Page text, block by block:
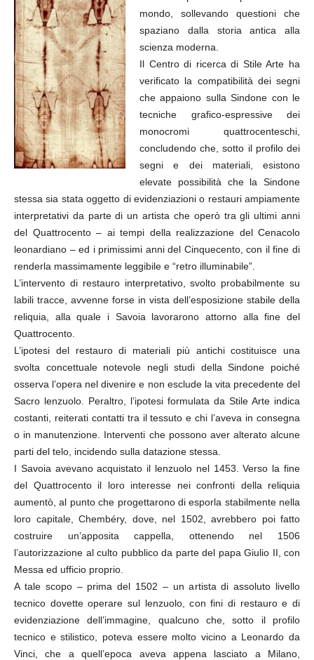
mondo, sollevando questioni che
spaziano dalla storia antica alla
scienza moderna.
Il Centro di ricerca di Stile Arte ha
verificato la compatibilità dei segni
che appaiono sulla Sindone con le
tecniche grafico-espressive dei
monocromi quattrocenteschi,
concludendo che, sotto il profilo dei
segni e dei materiali, esistono
elevate possibilità che la Sindone
stessa sia stata oggetto di evidenziazioni o restauri ampiamente
interpretativi da parte di un artista che operò tra gli ultimi anni
del Quattrocento – ai tempi della realizzazione del Cenacolo
leonardiano – ed i primissimi anni del Cinquecento, con il fine di
renderla massimamente leggibile e “retro illuminabile”.
L’intervento di restauro interpretativo, svolto probabilmente su
labili tracce, avvenne forse in vista dell’esposizione stabile della
reliquia, alla quale i Savoia lavorarono attorno alla fine del
Quattrocento.
L’ipotesi del restauro di materiali più antichi costituisce una
svolta concettuale notevole negli studi della Sindone poiché
osserva l’opera nel divenire e non esclude la vita precedente del
Sacro lenzuolo. Peraltro, l’ipotesi formulata da Stile Arte indica
costanti, reiterati contatti tra il tessuto e chi l’aveva in consegna
o in manutenzione. Interventi che possono aver alterato alcune
parti del telo, incidendo sulla datazione stessa.
I Savoia avevano acquistato il lenzuolo nel 1453. Verso la fine
del Quattrocento il loro interesse nei confronti della reliquia
aumentò, al punto che progettarono di esporla stabilmente nella
loro capitale, Chembéry, dove, nel 1502, avrebbero poi fatto
costruire un’apposita cappella, ottenendo nel 1506
l’autorizzazione al culto pubblico da parte del papa Giulio II, con
Messa ed ufficio proprio.
A tale scopo – prima del 1502 – un artista di assoluto livello
tecnico dovette operare sul lenzuolo, con fini di restauro e di
evidenziazione dell’immagine, qualcuno che, sotto il profilo
tecnico e stilistico, poteva essere molto vicino a Leonardo da
Vinci, che a quell’epoca aveva appena lasciato a Milano,